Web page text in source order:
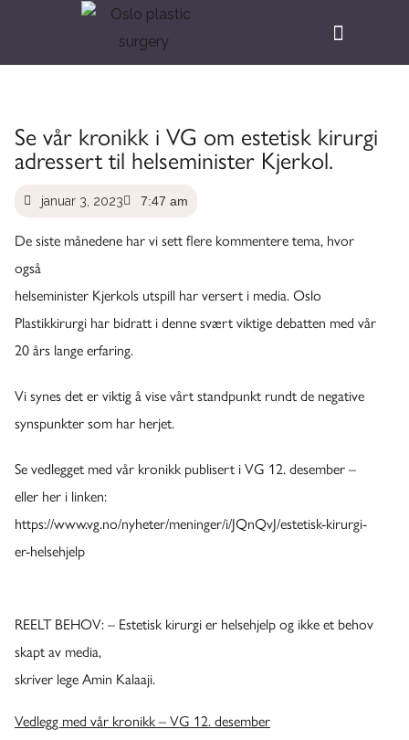
Se vår kronikk i VG om estetisk kirurgi
adressert til helseminister Kjerkol.
januar 3, 2023 7:47 am
De siste månedene har vi sett flere kommentere tema, hvor
også
helseminister Kjerkols utspill har versert i media. Oslo
Plastikkirurgi har bidratt i denne svært viktige debatten med vår
20 års lange erfaring.
Vi synes det er viktig å vise vårt standpunkt rundt de negative
synspunkter som har herjet.
Se vedlegget med vår kronikk publisert i VG 12. desember –
eller her i linken:
https://www.vg.no/nyheter/meninger/i/JQnQvJ/estetisk-kirurgi-
er-helsehjelp
REELT BEHOV: – Estetisk kirurgi er helsehjelp og ikke et behov
skapt av media,
skriver lege Amin Kalaaji.
Vedlegg med vår kronikk – VG 12. desember